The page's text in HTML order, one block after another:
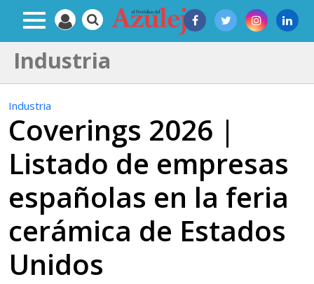
Industria
Industria
Coverings 2026 |
Listado de empresas
españolas en la feria
cerámica de Estados
Unidos